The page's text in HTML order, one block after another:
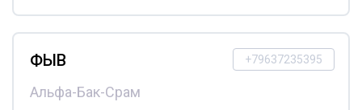
+79637235395
ФЫВ
Альфа-Бак-Срам